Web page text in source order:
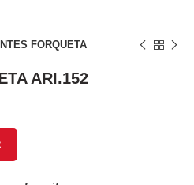
FORQUETA
ARI.152